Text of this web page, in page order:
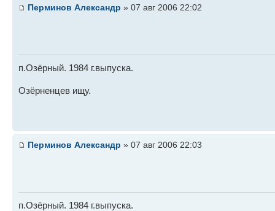
Перминов Александр » 07 авг 2006 22:02
п.Озёрный. 1984 г.выпуска.
Озёрненцев ищу.
Перминов Александр » 07 авг 2006 22:03
п.Озёрный. 1984 г.выпуска.